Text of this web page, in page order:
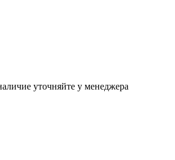
уточняйте у менеджера